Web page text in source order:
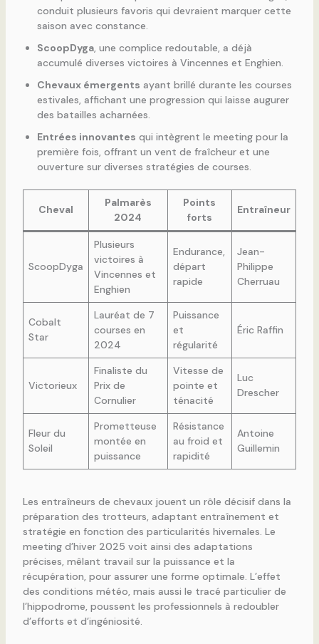
conduit plusieurs favoris qui devraient marquer cette
saison avec constance.
ScoopDyga, une complice redoutable, a déjà
accumulé diverses victoires à Vincennes et Enghien.
Chevaux émergents ayant brillé durante les courses
estivales, affichant une progression qui laisse augurer
des batailles acharnées.
Entrées innovantes qui intègrent le meeting pour la
première fois, offrant un vent de fraîcheur et une
ouverture sur diverses stratégies de courses.
Cheval
Palmarès
2024
Points
forts
Entraîneur
ScoopDyga
Plusieurs
victoires à
Vincennes et
Enghien
Endurance,
départ
rapide
Jean-
Philippe
Cherruau
Cobalt
Star
Lauréat de 7
courses en
2024
Puissance
et
régularité
Éric Raffin
Victorieux
Finaliste du
Prix de
Cornulier
Vitesse de
pointe et
ténacité
Luc
Drescher
Fleur du
Soleil
Prometteuse
montée en
puissance
Résistance
au froid et
rapidité
Antoine
Guillemin
Les entraîneurs de chevaux jouent un rôle décisif dans la
préparation des trotteurs, adaptant entraînement et
stratégie en fonction des particularités hivernales. Le
meeting d’hiver 2025 voit ainsi des adaptations
précises, mêlant travail sur la puissance et la
récupération, pour assurer une forme optimale. L’effet
des conditions météo, mais aussi le tracé particulier de
l’hippodrome, poussent les professionnels à redoubler
d’efforts et d’ingéniosité.